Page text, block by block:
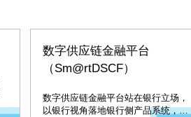
数字供应链金融平台
（Sm@rtDSCF）
数字供应链金融平台站在银行立场，
以银行视角落地银行侧产品系统，帮